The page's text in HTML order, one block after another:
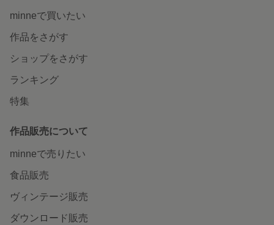
minneで買いたい
作品をさがす
ショップをさがす
ランキング
特集
作品販売について
minneで売りたい
食品販売
ヴィンテージ販売
ダウンロード販売